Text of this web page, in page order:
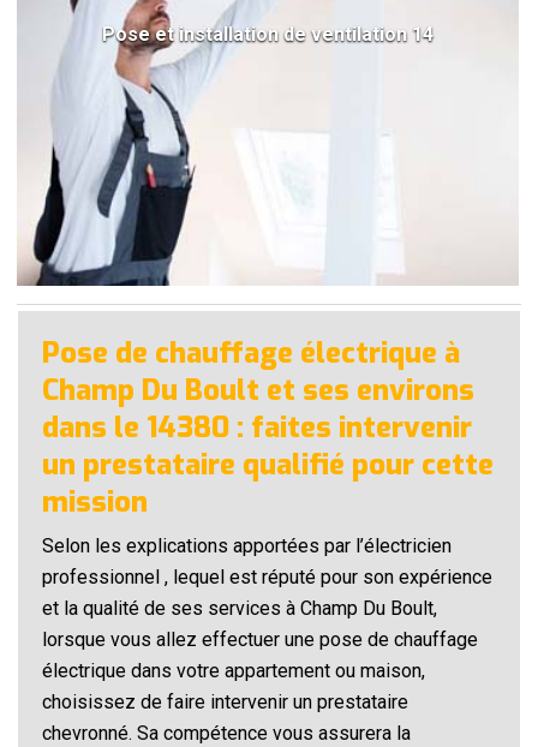
Pose et installation de ventilation 14
Pose de chauffage électrique à
Champ Du Boult et ses environs
dans le 14380 : faites intervenir
un prestataire qualifié pour cette
mission
Selon les explications apportées par l’électricien
professionnel , lequel est réputé pour son expérience
et la qualité de ses services à Champ Du Boult,
lorsque vous allez effectuer une pose de chauffage
électrique dans votre appartement ou maison,
choisissez de faire intervenir un prestataire
chevronné. Sa compétence vous assurera la